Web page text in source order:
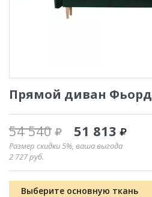
Прямой диван Фьорд
54 540 51 813
Размер скидки 5%, ваша выгода
2 727руб.
Выберите основную ткань